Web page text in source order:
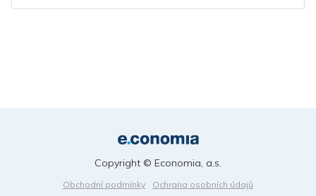
Obchodní podmínky
Ochrana osobních údajů
Copyright © Economia, a.s.